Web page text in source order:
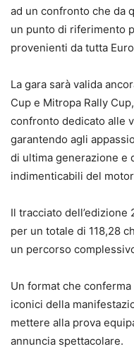
ad un confronto che da
un punto di riferimento
provenienti da tutta
La gara sarà valida
Cup e Mitropa Rally
confronto dedicato alle
garantendo agli
di ultima generazione e
indimenticabili del
Il tracciato
per un totale di 118,28
un percorso
Un format che
iconici della
mettere alla prova
annuncia spettacolare.